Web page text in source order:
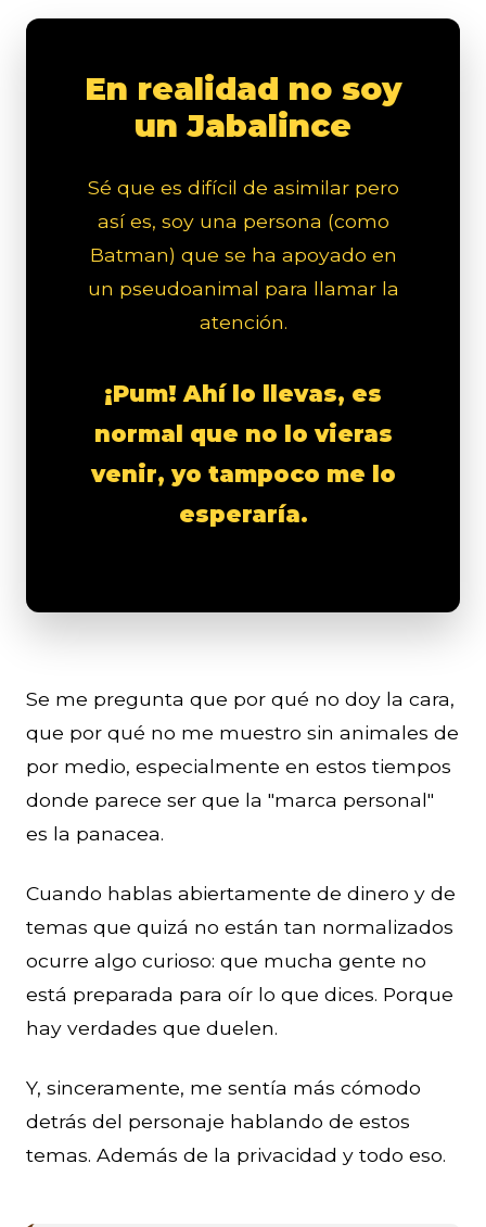
En realidad no soy
un Jabalince
Sé que es difícil de asimilar pero
así es, soy una persona (como
Batman) que se ha apoyado en
un pseudoanimal para llamar la
atención.
¡Pum! Ahí lo llevas, es
normal que no lo vieras
venir, yo tampoco me lo
esperaría.
Se me pregunta que por qué no doy la cara,
que por qué no me muestro sin animales de
por medio, especialmente en estos tiempos
donde parece ser que la "marca personal"
es la panacea.
Cuando hablas abiertamente de dinero y de
temas que quizá no están tan normalizados
ocurre algo curioso: que mucha gente no
está preparada para oír lo que dices. Porque
hay verdades que duelen.
Y, sinceramente, me sentía más cómodo
detrás del personaje hablando de estos
temas. Además de la privacidad y todo eso.